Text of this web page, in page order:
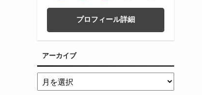
プロフィール詳細
アーカイブ